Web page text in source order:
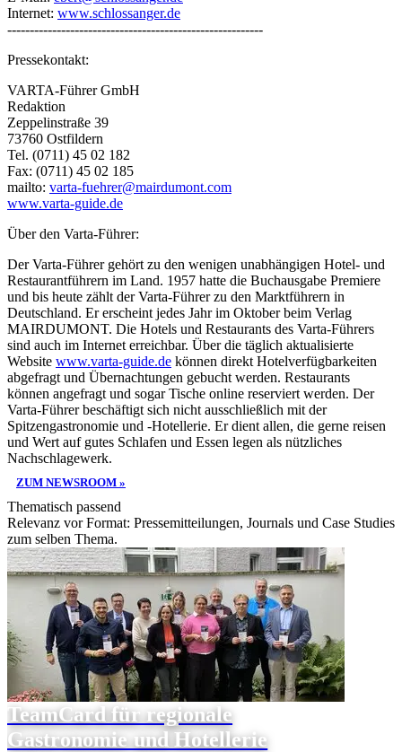
Internet: www.schlossanger.de
---------------------------------------------------------
Pressekontakt:
VARTA-Führer GmbH
Redaktion
Zeppelinstraße 39
73760 Ostfildern
Tel. (0711) 45 02 182
Fax: (0711) 45 02 185
mailto: varta-fuehrer@mairdumont.com
www.varta-guide.de
Über den Varta-Führer:
Der Varta-Führer gehört zu den wenigen unabhängigen Hotel- und
Restaurantführern im Land. 1957 hatte die Buchausgabe Premiere
und bis heute zählt der Varta-Führer zu den Marktführern in
Deutschland. Er erscheint jedes Jahr im Oktober beim Verlag
MAIRDUMONT. Die Hotels und Restaurants des Varta-Führers
sind auch im Internet erreichbar. Über die täglich aktualisierte
Website www.varta-guide.de können direkt Hotelverfügbarkeiten
abgefragt und Übernachtungen gebucht werden. Restaurants
können angefragt und sogar Tische online reserviert werden. Der
Varta-Führer beschäftigt sich nicht ausschließlich mit der
Spitzengastronomie und -Hotellerie. Er dient allen, die gerne reisen
und Wert auf gutes Schlafen und Essen legen als nützliches
Nachschlagewerk.
ZUM NEWSROOM »
Thematisch passend
Relevanz vor Format: Pressemitteilungen, Journals und Case Studies
zum selben Thema.
TeamCard für regionale
Gastronomie und Hotellerie